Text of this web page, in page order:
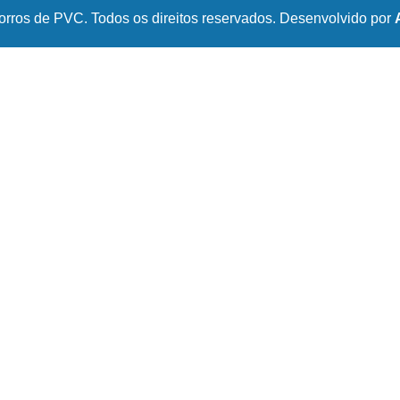
de PVC. Todos os direitos reservados. Desenvolvido por